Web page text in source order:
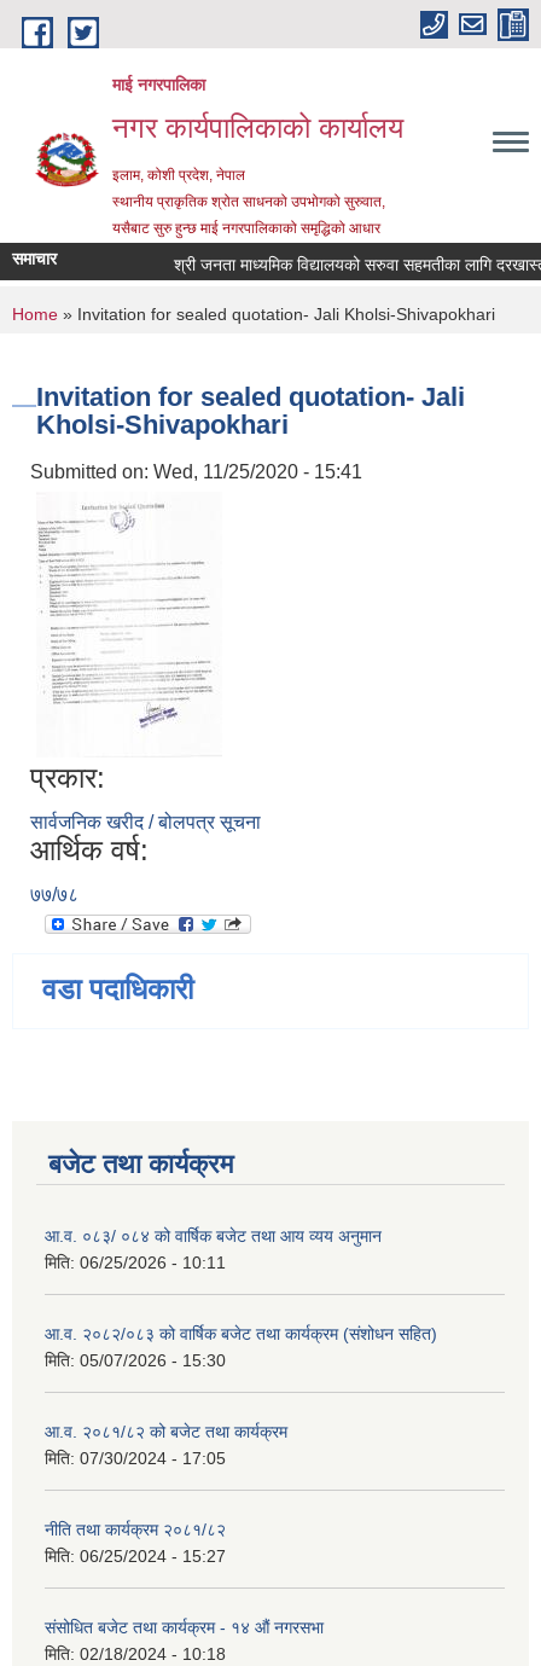
Skip to main content
माई नगरपालिका
नगर कार्यपालिकाको कार्यालय
इलाम, कोशी प्रदेश, नेपाल
स्थानीय प्राकृतिक श्रोत साधनको उपभोगको सुरुवात,
यसैबाट सुरु हुन्छ माई नगरपालिकाको समृद्धिको आधार
समाचार श्री जनता माध्यमिक विद्यालयको सरुवा सहमतीका लागि दरखास्त
You are here
Home » Invitation for sealed quotation- Jali Kholsi-Shivapokhari
Invitation for sealed quotation- Jali
Kholsi-Shivapokhari
Submitted on: Wed, 11/25/2020 - 15:41
प्रकार:
सार्वजनिक खरीद / बोलपत्र सूचना
आर्थिक वर्ष:
७७/७८
वडा पदाधिकारी
बजेट तथा कार्यक्रम
आ.व. ०८३/ ०८४ को वार्षिक बजेट तथा आय व्यय अनुमान
मिति: 06/25/2026 - 10:11
आ.व. २०८२/०८३ को वार्षिक बजेट तथा कार्यक्रम (संशोधन सहित)
मिति: 05/07/2026 - 15:30
आ.व. २०८१/८२ को बजेट तथा कार्यक्रम
मिति: 07/30/2024 - 17:05
नीति तथा कार्यक्रम २०८१/८२
मिति: 06/25/2024 - 15:27
संसोधित बजेट तथा कार्यक्रम - १४ औं नगरसभा
मिति: 02/18/2024 - 10:18